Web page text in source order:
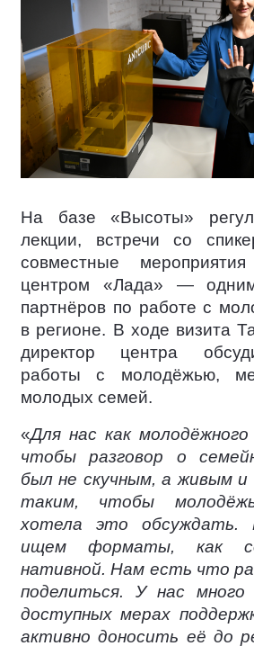
На базе «Высоты»
лекции, встречи со
совместные
центром «Лада» —
партнёров по работе с
в регионе. В ходе визита
директор центра
работы с молодёжью,
молодых семей.
«Для нас как
чтобы разговор о
был не скучным, а живым
таким, чтобы
хотела это обсуждать.
ищем форматы, как
нативной. Нам есть что
поделиться. У нас
доступных мерах
активно доносить её до